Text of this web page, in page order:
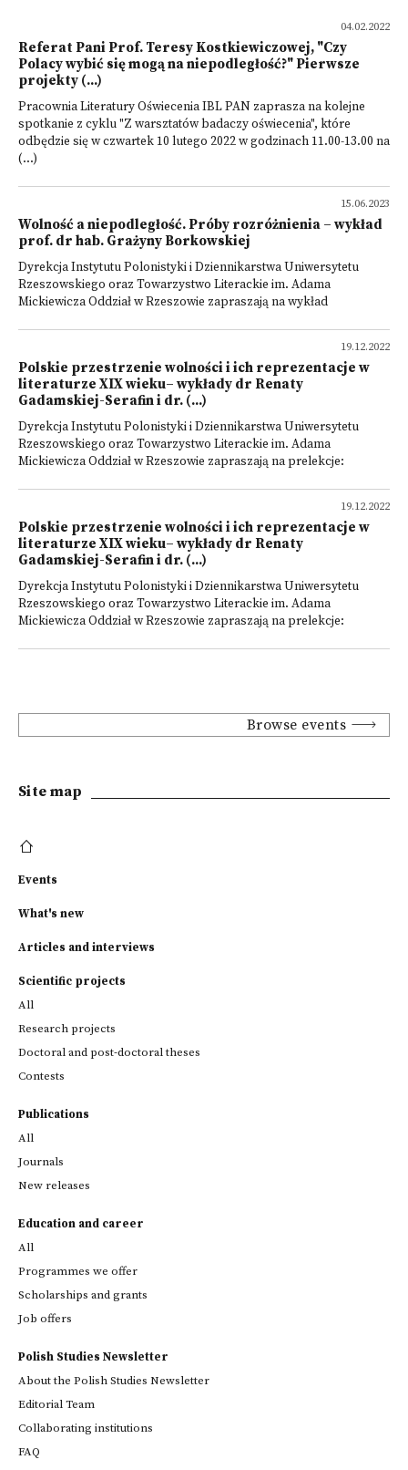
04.02.2022
Referat Pani Prof. Teresy Kostkiewiczowej, "Czy
Polacy wybić się mogą na niepodległość?" Pierwsze
projekty (...)
Pracownia Literatury Oświecenia IBL PAN zaprasza na kolejne
spotkanie z cyklu "Z warsztatów badaczy oświecenia", które
odbędzie się w czwartek 10 lutego 2022 w godzinach 11.00-13.00 na
(...)
15.06.2023
Wolność a niepodległość. Próby rozróżnienia – wykład
prof. dr hab. Grażyny Borkowskiej
Dyrekcja Instytutu Polonistyki i Dziennikarstwa Uniwersytetu
Rzeszowskiego oraz Towarzystwo Literackie im. Adama
Mickiewicza Oddział w Rzeszowie zapraszają na wykład
19.12.2022
Polskie przestrzenie wolności i ich reprezentacje w
literaturze XIX wieku– wykłady dr Renaty
Gadamskiej-Serafin i dr. (...)
Dyrekcja Instytutu Polonistyki i Dziennikarstwa Uniwersytetu
Rzeszowskiego oraz Towarzystwo Literackie im. Adama
Mickiewicza Oddział w Rzeszowie zapraszają na prelekcje:
19.12.2022
Polskie przestrzenie wolności i ich reprezentacje w
literaturze XIX wieku– wykłady dr Renaty
Gadamskiej-Serafin i dr. (...)
Dyrekcja Instytutu Polonistyki i Dziennikarstwa Uniwersytetu
Rzeszowskiego oraz Towarzystwo Literackie im. Adama
Mickiewicza Oddział w Rzeszowie zapraszają na prelekcje:
Browse events
Site map
Events
What's new
Articles and interviews
Scientific projects
All
Research projects
Doctoral and post-doctoral theses
Contests
Publications
All
Journals
New releases
Education and career
All
Programmes we offer
Scholarships and grants
Job offers
Polish Studies Newsletter
About the Polish Studies Newsletter
Editorial Team
Collaborating institutions
FAQ